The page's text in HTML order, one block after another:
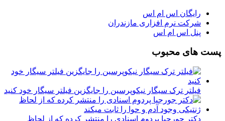
رایگان اس ام اس
شرکت نرم افزاری مازندران
پنل اس ام اس
پست های محبوب
فیلتر ترک سیگار نیکوپرسین را جایگزین فیلتر سیگار خود کنید
دکتر جورجیا پردوم اسنادی را منتشر کرده که از لحاظ